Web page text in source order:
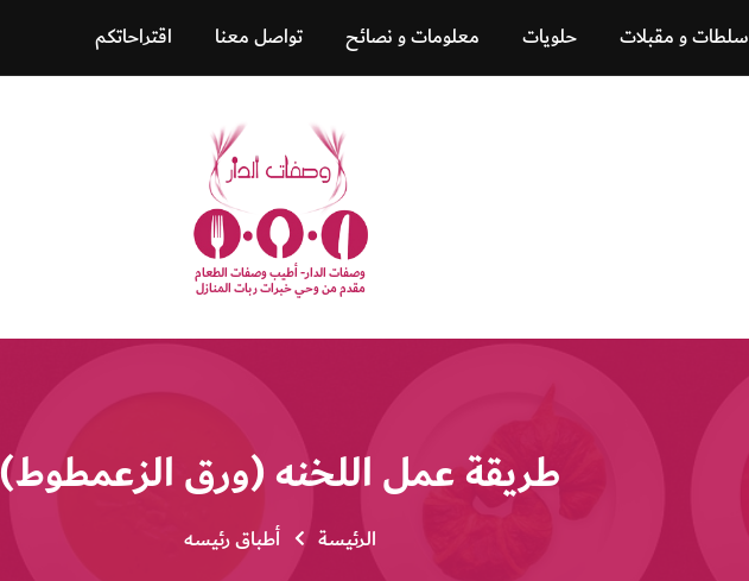
سلطات و مقبلات حلويات معلومات و نصائح تواصل معنا اقتراحاتكم
وصفات الدار- أطيب وصفات الطعام
مقدم من وحي خبرات ربات المنازل
طريقة عمل اللخنه (ورق الزعمطوط)
الرئيسة أطباق رئيسه